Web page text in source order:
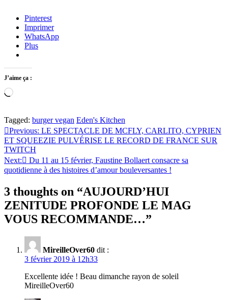
Pinterest
Imprimer
WhatsApp
Plus
J’aime ça :
Chargement…
Tagged: burger vegan Eden's Kitchen
Navigation
de
l’article
Previous: LE SPECTACLE DE MCFLY, CARLITO, CYPRIEN
ET SQUEEZIE PULVÉRISE LE RECORD DE FRANCE SUR
TWITCH
Next:
Du 11 au 15 février, Faustine Bollaert consacre sa
quotidienne à des histoires d’amour bouleversantes !
3 thoughts on “AUJOURD’HUI
ZENITUDE PROFONDE LE MAG
VOUS RECOMMANDE…”
MireilleOver60 dit :
3 février 2019 à 12h33
Excellente idée ! Beau dimanche rayon de soleil
MireilleOver60